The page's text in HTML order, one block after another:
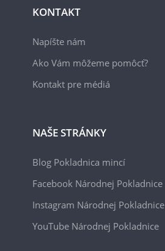
KONTAKT
Napíšte nám
Ako Vám môžeme pomôcť?
Kontakt pre médiá
NAŠE STRÁNKY
Blog Pokladnica mincí
Facebook Národnej Pokladnice
Instagram Národnej Pokladnice
YouTube Národnej Pokladnice